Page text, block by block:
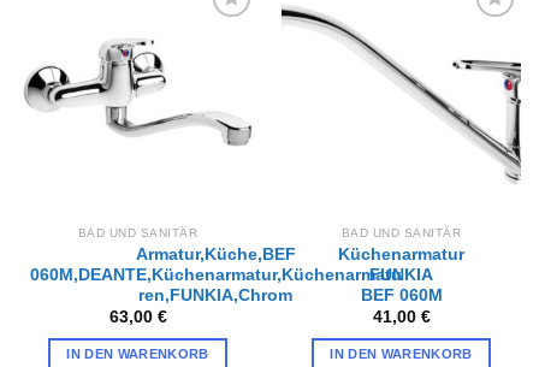
BAD UND SANITÄR
Armatur,Küche,BEF
060M,DEANTE,Küchenarmatur,Küchenarmatu​
ren,FUNKIA,Chrom
63,00 €
IN DEN WARENKORB
hinzufügen
BAD UND SANITÄR
Küchenarmatur
FUNKIA
BEF 060M
41,00 €
IN DEN WARENKORB